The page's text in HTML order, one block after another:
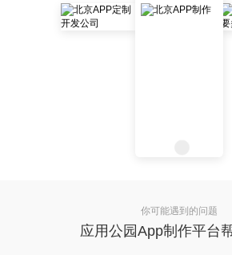
你可能遇到的问题
应用公园App制作平台